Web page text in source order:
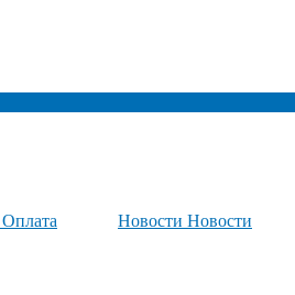
Оплата Новости Новости